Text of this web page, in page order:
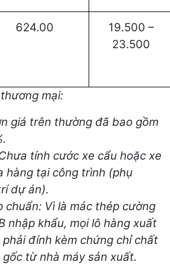
624.00
19.500 –
23.500
mại:
giá trên thường đã bao gồm
tính cước xe cẩu hoặc xe
hàng tại công trình (phụ
dự án).
chuẩn: Vì là mác thép cường
nhập khẩu, mọi lô hàng xuất
đính kèm chứng chỉ chất
gốc từ nhà máy sản xuất.